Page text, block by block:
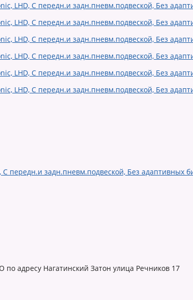
передн.и задн.пневм.подвеской, Без адаптивных
по адресу Нагатинский Затон улица Речников 17